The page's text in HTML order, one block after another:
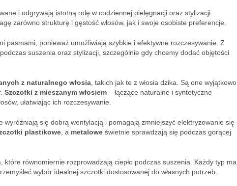
i odgrywają istotną rolę w codziennej pielęgnacji oraz stylizacji.
zarówno strukturę i gęstość włosów, jak i swoje osobiste preferencje.
pasmami, ponieważ umożliwiają szybkie i efektywne rozczesywanie. Z
suszenia oraz stylizacji, szczególnie gdy chcemy dodać objętości
z naturalnego włosia , takich jak te z włosia dzika. Są one wyjątkowo
Szczotki z mieszanym włosiem – łączące naturalne i syntetyczne
ułatwiając ich rozczesywanie.
wyróżniają się dobrą wentylacją i pomagają zmniejszyć elektryzowanie się
plastikowe , a metalowe świetnie sprawdzają się podczas gorącej
, które równomiernie rozprowadzają ciepło podczas suszenia. Każdy typ ma
wybór idealnej szczotki dostosowanej do własnych potrzeb.